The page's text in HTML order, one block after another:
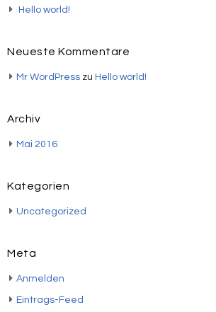
Hello world!
Neueste Kommentare
Mr WordPresszu Hello world!
Archiv
Mai 2016
Kategorien
Uncategorized
Meta
Anmelden
Eintrags-Feed